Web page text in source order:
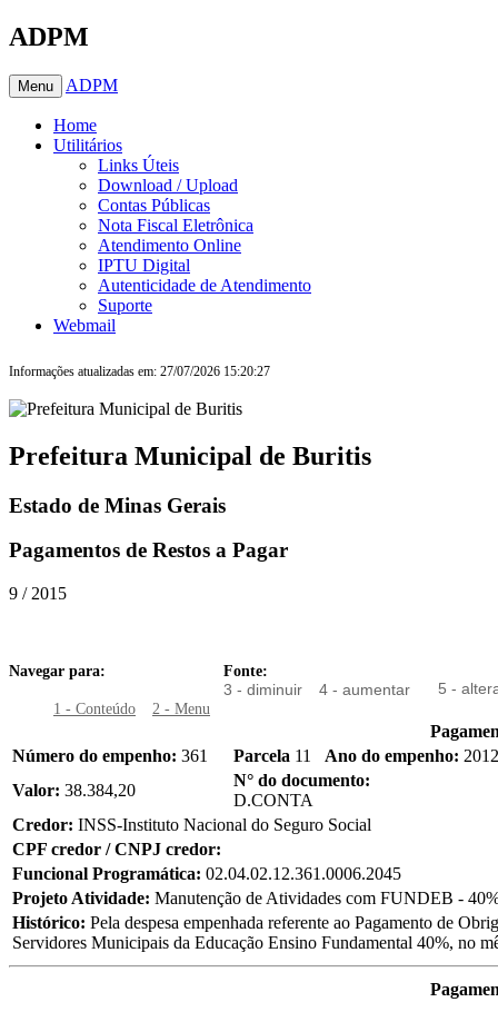
ADPM
Menu ADPM
Home
Utilitários
Links Úteis
Download / Upload
Contas Públicas
Nota Fiscal Eletrônica
Atendimento Online
IPTU Digital
Autenticidade de Atendimento
Suporte
Webmail
Informações atualizadas em: 27/07/2026 15:20:27
Prefeitura Municipal de Buritis
Estado de Minas Gerais
Pagamentos de Restos a Pagar
9 / 2015
Navegar para:
1 - Conteúdo 2 - Menu
Fonte:
3 - diminuir 4 - aumentar 5 -
Número do empenho: 361 Parcela 11 Ano do empenho: 2012
Valor: 38.384,20
N° do documento:
D.CONTA
Credor: INSS-Instituto Nacional do Seguro Social
CPF credor / CNPJ credor:
Funcional Programática: 02.04.02.12.361.0006.2045
Projeto Atividade: Manutenção de Atividades com FUNDEB -
Histórico: Pela despesa empenhada referente ao Pagamento de
Servidores Municipais da Educação Ensino Fundamental 40%, no